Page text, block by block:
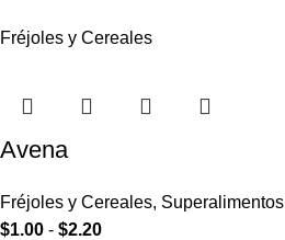
Fréjoles y Cereales
Avena
Fréjoles y Cereales, Superalimentos
$1.00 - $2.20